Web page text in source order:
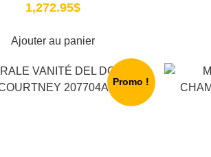
1,272.95$
Ajouter au panier
Promo !